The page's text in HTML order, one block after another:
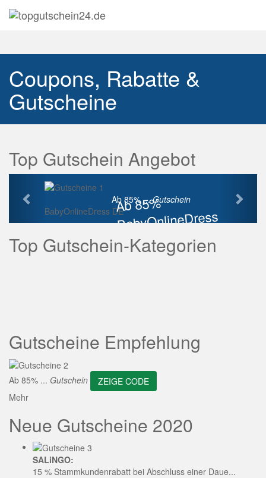
Coupons, Rabatte &
Gutscheine
Top Gutschein Angebot
Ab 85%
BabyOnlineDress
Rabatt
Ab 85% ...Gutschein
BabyOnlineDress DE
Vorherige
Top Gutschein-Kategorien
Gutscheine Empfehlung
Ab 85% ... Gutschein
ZEIGE CODE
Mehr
Neue Gutscheine 2020
SALiNGO:
15 % Stammkundenrabatt bei Abschluss einer Daue...